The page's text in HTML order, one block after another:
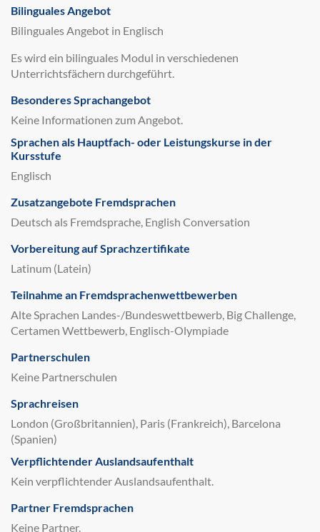
Bilinguales Angebot
Bilinguales Angebot in Englisch
Es wird ein bilinguales Modul in verschiedenen
Unterrichtsfächern durchgeführt.
Besonderes Sprachangebot
Keine Informationen zum Angebot.
Sprachen als Hauptfach- oder Leistungskurse in der
Kursstufe
Englisch
Zusatzangebote Fremdsprachen
Deutsch als Fremdsprache, English Conversation
Vorbereitung auf Sprachzertifikate
Latinum (Latein)
Teilnahme an Fremdsprachenwettbewerben
Alte Sprachen Landes-/Bundeswettbewerb, Big Challenge,
Certamen Wettbewerb, Englisch-Olympiade
Partnerschulen
Keine Partnerschulen
Sprachreisen
London (Großbritannien), Paris (Frankreich), Barcelona
(Spanien)
Verpflichtender Auslandsaufenthalt
Kein verpflichtender Auslandsaufenthalt.
Partner Fremdsprachen
Keine Partner.